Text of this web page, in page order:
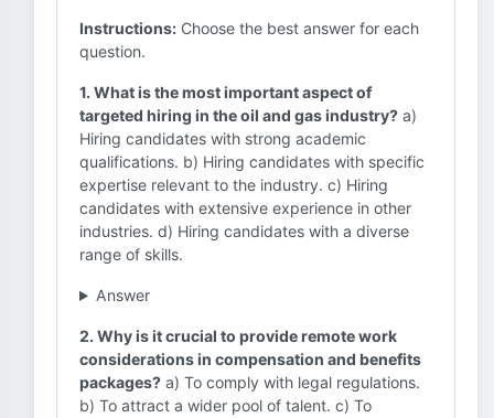
Instructions: Choose the best answer for each
question.
1. What is the most important aspect of
targeted hiring in the oil and gas industry? a)
Hiring candidates with strong academic
qualifications. b) Hiring candidates with specific
expertise relevant to the industry. c) Hiring
candidates with extensive experience in other
industries. d) Hiring candidates with a diverse
range of skills.
Answer
2. Why is it crucial to provide remote work
considerations in compensation and benefits
packages? a) To comply with legal regulations.
b) To attract a wider pool of talent. c) To